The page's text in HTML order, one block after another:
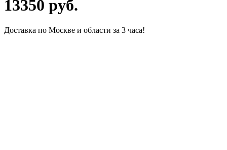
13350 руб.
Доставка по Москве и области за 3 часа!